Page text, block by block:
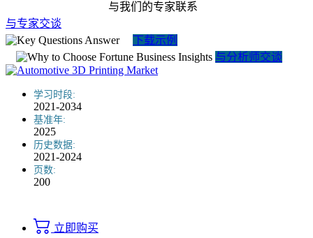
与我们的专家联系
与专家交谈
下载示例
与分析师交谈
学习时段:
2021-2034
基准年:
2025
历史数据:
2021-2024
页数:
200
立即购买